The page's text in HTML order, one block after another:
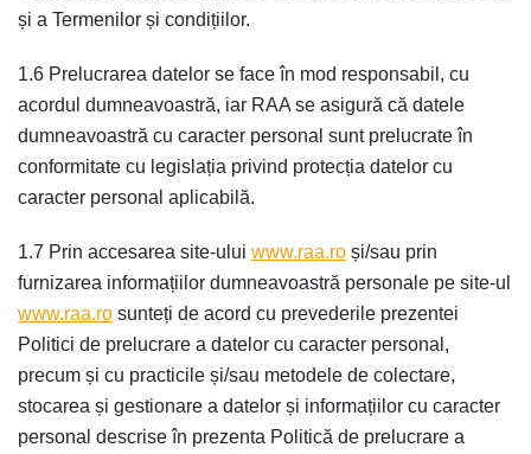
și a Termenilor și condițiilor.
1.6 Prelucrarea datelor se face în mod responsabil, cu
acordul dumneavoastră, iar RAA se asigură că datele
dumneavoastră cu caracter personal sunt prelucrate în
conformitate cu legislația privind protecția datelor cu
caracter personal aplicabilă.
1.7 Prin accesarea site-ului www.raa.ro și/sau prin
furnizarea informațiilor dumneavoastră personale pe site-ul
www.raa.ro sunteți de acord cu prevederile prezentei
Politici de prelucrare a datelor cu caracter personal,
precum și cu practicile și/sau metodele de colectare,
stocarea și gestionare a datelor și informațiilor cu caracter
personal descrise în prezenta Politică de prelucrare a